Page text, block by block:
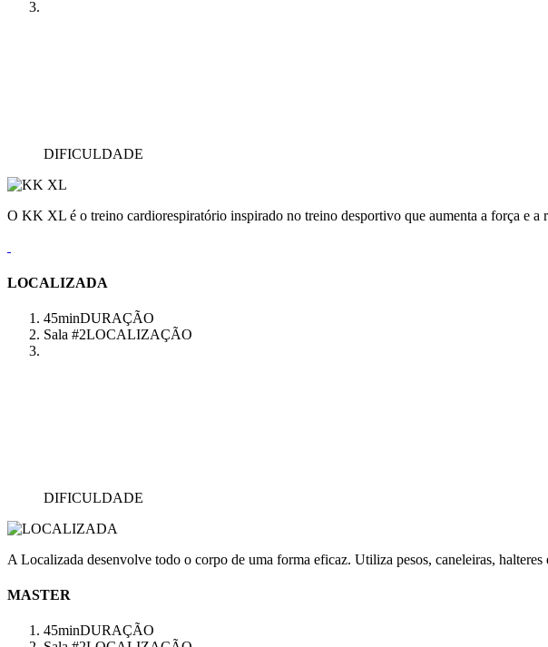
DIFICULDADE
O KK XL é o treino cardiorespiratório inspirado no treino desportivo que aumenta a força e a
LOCALIZADA
45minDURAÇÃO
Sala #2LOCALIZAÇÃO
DIFICULDADE
A Localizada desenvolve todo o corpo de uma forma eficaz. Utiliza pesos, caneleiras, halteres
MASTER
45minDURAÇÃO